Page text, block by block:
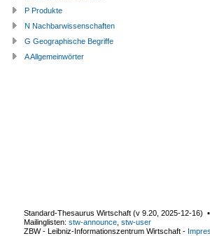
P Produkte
N Nachbarwissenschaften
G Geographische Begriffe
A Allgemeinwörter
Standard-Thesaurus Wirtschaft (v 9.20 2025-12-16)
Mailinglisten: stw-announce stw-user
ZBW - Leibniz-Informationszentrum Wirtschaft -